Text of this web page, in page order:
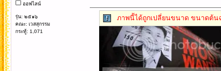
ออฟไลน์
รุ่น: ๒๕๑๖
คณะ: เวสสุกรรม
กระทู้: 1,071
ภาพนี้ได้ถูกเปลี่ยนขนาด ขนาดต้น